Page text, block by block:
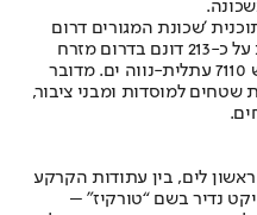
'שכונת המגורים דרום
עתלית ובשטחי עין הכרמל' המתפרשת על כ-213 דונם בדרום מזרח
עתלית, ממערב לכביש 2 וממזרח לכביש 7110 עתלית-נווה ים. מדובר
370 יח"ד, הכוללת שטחים למוסדות ומבני ציבור,
לים, בין עתודות הקרקע
נדיר בשם “טורקיז" –